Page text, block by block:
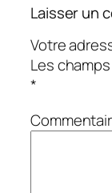
Laisser un
Votre
Les
*